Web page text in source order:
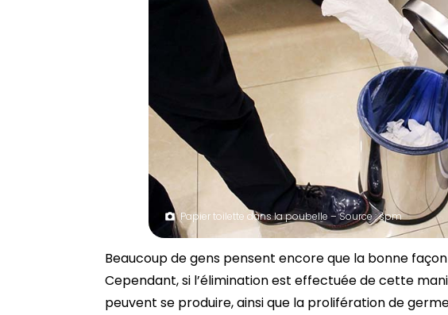
Papier toilette dans la poubelle – Source : spm
Beaucoup de gens pensent encore que la bonne
Cependant, si l’élimination est effectuée de cette
peuvent se produire, ainsi que la prolifération de